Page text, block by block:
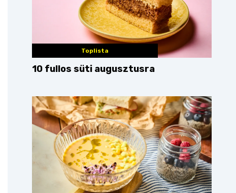
Toplista
10 fullos süti augusztusra